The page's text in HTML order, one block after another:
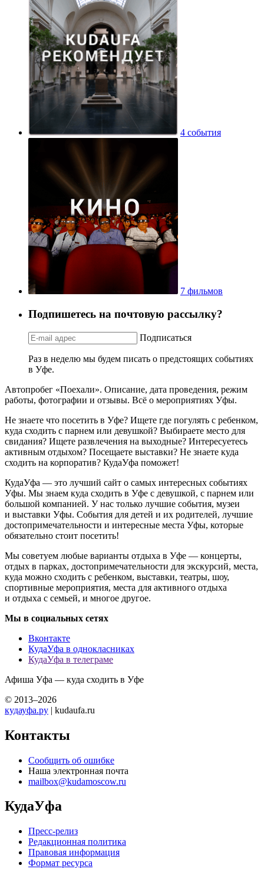
4 события
7 фильмов
Подпишетесь на почтовую рассылку?
Подписаться
Раз в неделю мы будем писать о предстоящих событиях
в Уфе.
Автопробег «Поехали». Описание, дата проведения, режим
работы, фотографии и отзывы. Всё о мероприятиях Уфы.
Не знаете что посетить в Уфе? Ищете где погулять с ребенком,
куда сходить с парнем или девушкой? Выбираете место для
свидания? Ищете развлечения на выходные? Интересуетесь
активным отдыхом? Посещаете выставки? Не знаете куда
сходить на корпоратив? КудаУфа поможет!
КудаУфа — это лучший сайт о самых интересных событиях
Уфы. Мы знаем куда сходить в Уфе с девушкой, с парнем или
большой компанией. У нас только лучшие события, музеи
и выставки Уфы. События для детей и их родителей, лучшие
достопримечательности и интересные места Уфы, которые
обязательно стоит посетить!
Мы советуем любые варианты отдыха в Уфе — концерты,
отдых в парках, достопримечательности для экскурсий, места,
куда можно сходить с ребенком, выставки, театры, шоу,
спортивные мероприятия, места для активного отдыха
и отдыха с семьей, и многое другое.
Мы в социальных сетях
Вконтакте
КудаУфа в однокласниках
КудаУфа в телеграме
Афиша Уфа — куда сходить в Уфе
© 2013–2026
кудауфа.ру | kudaufa.ru
Контакты
Сообщить об ошибке
Наша электронная почта
mailbox@kudamoscow.ru
КудаУфа
Пресс-релиз
Редакционная политика
Правовая информация
Формат ресурса